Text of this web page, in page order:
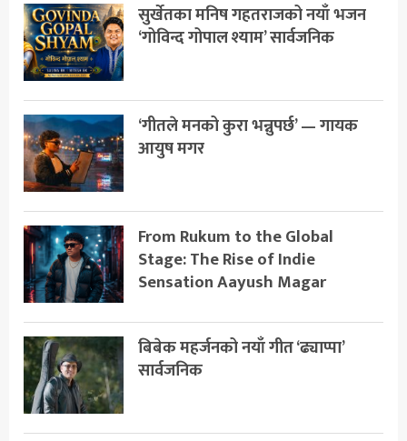
सुर्खेतका मनिष गहतराजको नयाँ भजन
‘गोविन्द गोपाल श्याम’ सार्वजनिक
‘गीतले मनको कुरा भन्नुपर्छ’ — गायक
आयुष मगर
From Rukum to the Global
Stage: The Rise of Indie
Sensation Aayush Magar
बिबेक महर्जनको नयाँ गीत ‘ढ्याप्पा’
सार्वजनिक